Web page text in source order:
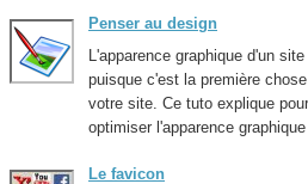
Penser au design
L'apparence graphique d'un
puisque c'est la première
votre site. Ce tuto explique
optimiser l'apparence graphique
Le favicon